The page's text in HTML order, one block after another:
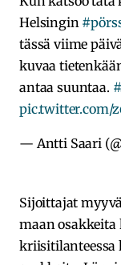
Helsingin
tässä viime
kuvaa
antaa suuntaa.
pic.twitter.com/
— Antti Saari
Sijoittajat
maan osakkeita
kriisitilanteessa